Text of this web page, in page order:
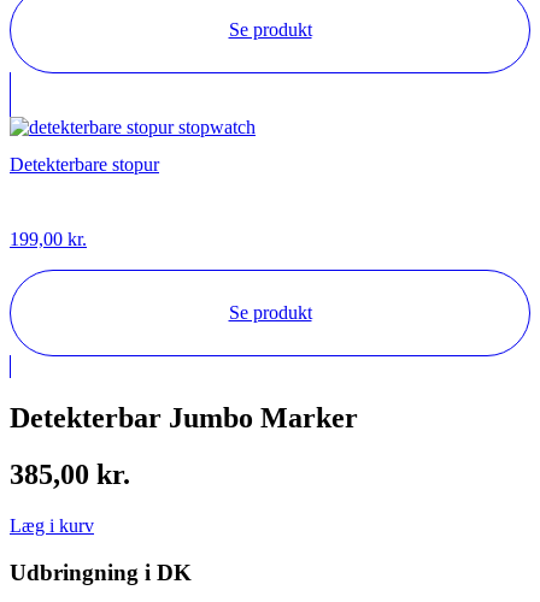
110,00 kr.Se produkt
Detekterbare stopur
199,00 kr.
Se produkt
Detekterbar Jumbo Marker
385,00 kr.
Læg i kurv
Udbringning i DK